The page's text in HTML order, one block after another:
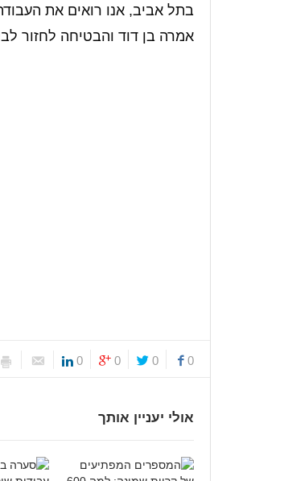
בתל אביב, אנו רואים את
אמרה בן דוד והבטיחה לחזור
0
0
0
0
אולי יעניין אותך